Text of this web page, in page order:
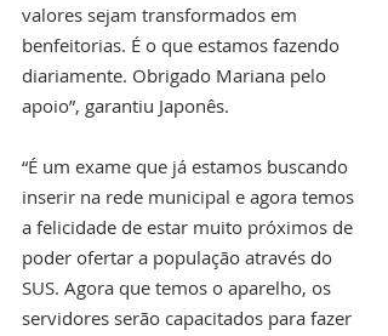
valores sejam transformados em
benfeitorias. É o que estamos fazendo
diariamente. Obrigado Mariana pelo
apoio”, garantiu Japonês.
“É um exame que já estamos buscando
inserir na rede municipal e agora temos
a felicidade de estar muito próximos de
poder ofertar a população através do
SUS. Agora que temos o aparelho, os
servidores serão capacitados para fazer